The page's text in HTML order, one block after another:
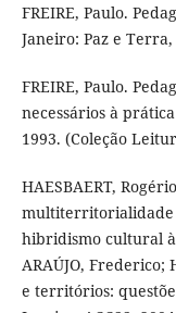
FREIRE, Paulo.
Janeiro: Paz e Terra,
FREIRE, Paulo.
necessários à
1993. (Coleção
HAESBAERT,
multiterritorialidade
hibridismo cultural à
ARAÚJO, Frederico;
e territórios: